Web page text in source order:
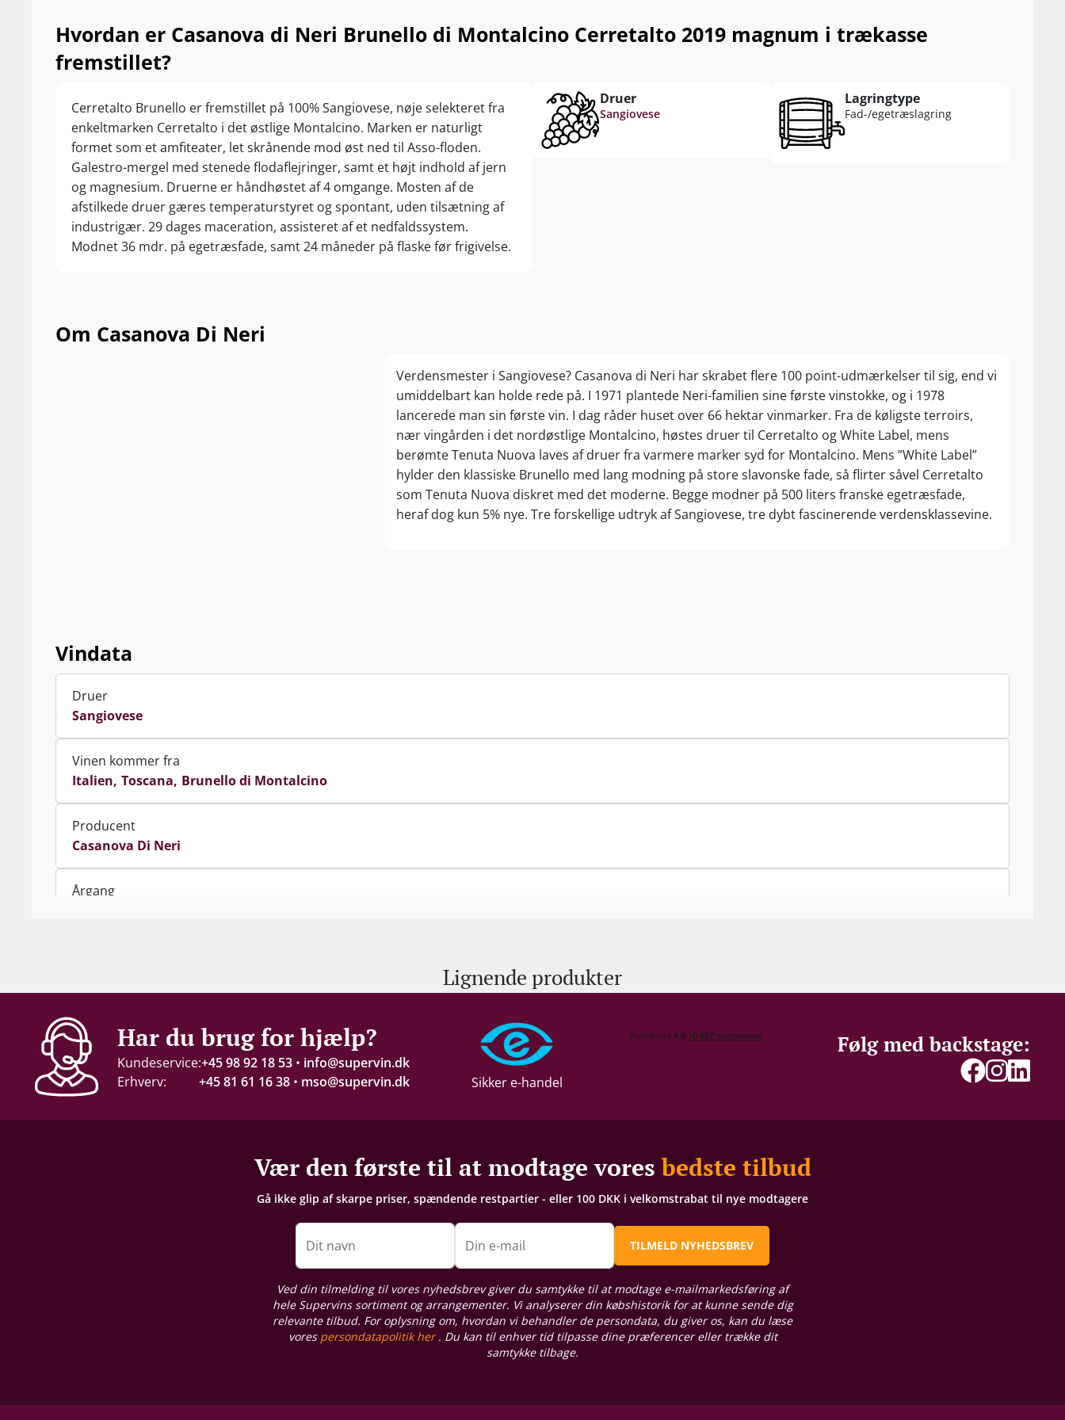
Hvordan er Casanova di Neri Brunello di Montalcino Cerretalto 2019 magnum i trækasse
fremstillet?
Cerretalto Brunello er fremstillet på 100% Sangiovese, nøje selekteret fra
enkeltmarken Cerretalto i det østlige Montalcino. Marken er naturligt
formet som et amfiteater, let skrånende mod øst ned til Asso-floden.
Galestro-mergel med stenede flodaflejringer, samt et højt indhold af jern
og magnesium. Druerne er håndhøstet af 4 omgange. Mosten af de
afstilkede druer gæres temperaturstyret og spontant, uden tilsætning af
industrigær. 29 dages maceration, assisteret af et nedfaldssystem.
Modnet 36 mdr. på egetræsfade, samt 24 måneder på flaske før frigivelse.
Druer
Sangiovese
Lagringtype
Fad-/egetræslagring
Om Casanova Di Neri
Verdensmester i Sangiovese? Casanova di Neri har skrabet flere 100 point-udmærkelser til sig, end vi
umiddelbart kan holde rede på. I 1971 plantede Neri-familien sine første vinstokke, og i 1978
lancerede man sin første vin. I dag råder huset over 66 hektar vinmarker. Fra de køligste terroirs,
nær vingården i det nordøstlige Montalcino, høstes druer til Cerretalto og White Label, mens
berømte Tenuta Nuova laves af druer fra varmere marker syd for Montalcino. Mens ”White Label”
hylder den klassiske Brunello med lang modning på store slavonske fade, så flirter såvel Cerretalto
som Tenuta Nuova diskret med det moderne. Begge modner på 500 liters franske egetræsfade,
heraf dog kun 5% nye. Tre forskellige udtryk af Sangiovese, tre dybt fascinerende verdensklassevine.
Vindata
Druer
Sangiovese
Vinen kommer fra
Italien Toscana Brunello di Montalcino
Producent
Casanova Di Neri
Årgang
Alkohol-%
14,5 %
Servering
Allergener
Lignende produkter
Har du brug for hjælp?
Kundeservice:+45 98 92 18 53 • info@supervin.dk
Erhverv:
+45 81 61 16 38 • mso@supervin.dk Sikker e-handel
Følg med backstage:
Vær den første til at modtage voresbedste tilbud
Gå ikke glip af skarpe priser, spændende restpartier - eller 100 DKK i velkomstrabat til nye modtagere
Dit navn Din e-mail TILMELD NYHEDSBREV
Ved din tilmelding til vores nyhedsbrev giver du samtykke til at modtage e-mailmarkedsføring af
hele Supervins sortiment og arrangementer. Vi analyserer din købshistorik for at kunne sende dig
relevante tilbud. For oplysning om, hvordan vi behandler de persondata, du giver os, kan du læse
vores persondatapolitik her. Du kan til enhver tid tilpasse dine præferencer eller trække dit
samtykke tilbage.